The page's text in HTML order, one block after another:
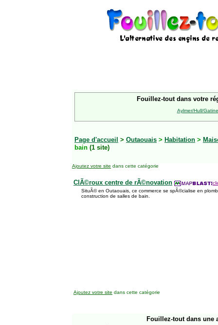
Fouillez-tout dans votre
Aylmer/Hull/
Page d'accueil > Outaouais > Habitation >
bain (1 site)
Ajoutez votre site dans cette catégorie
ClÃ©roux centre de rÃ©novation
SituÃ© en Outaouais, ce commerce se spÃ©cialise en
construction de salles de bain.
Ajoutez votre site dans cette catégorie
Fouillez-tout dans une